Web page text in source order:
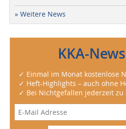
» Weitere News
KKA-
✓ Einmal im Monat kostenlose
✓ Heft-Highlights – auch ohne
✓ Bei Nichtgefallen jederzeit zu